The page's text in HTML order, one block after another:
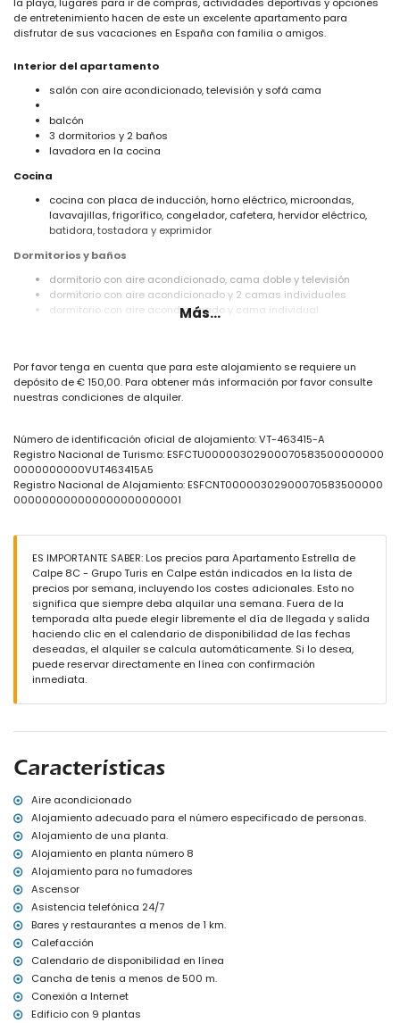
de entretenimiento hacen de este un excelente apartamento para
disfrutar de sus vacaciones en España con familia o amigos.
Interior del apartamento
salón con aire acondicionado, televisión y sofá cama
balcón
3 dormitorios y 2 baños
lavadora en la cocina
Cocina
cocina con placa de inducción, horno eléctrico, microondas,
lavavajillas, frigorífico, congelador, cafetera, hervidor eléctrico,
batidora, tostadora y exprimidor
Dormitorios y baños
dormitorio con aire acondicionado, cama doble y televisión
dormitorio con aire acondicionado y 2 camas individuales
dormitorio con aire acondicionado y cama individual
Exterior del apartamento
parcela cerrada
piscina comunitaria
jardín comunitario con césped
ducha exterior
plaza de aparcamiento comunitaria cubierta
Más información
kilómetros del apartamento)
segundo aeropuerto más cercano: Manises (Valencia) (> 100
kilómetros)
no se permite fumar
no se admiten mascotas
El edificio donde se encuentra el alojamiento tiene ascensor.
El alojamiento es muy adecuado para familias con niños.
Servicios e instalaciones incluidos en el precio del alquiler del
plancha y tabla de planchar
servicio de emergencia 24 horas
cama/cuna para niños (bajo demanda)
Entretenimiento y actividades de ocio para sus vacaciones en
Calpe, Costa Blanca
parque de atracciones (Terra Mítica), parque temático
(Mundomar), parque de vida salvaje (Terra Natura) y parque
acuático (Aqualandia, Aqua Natura) (a menos de 10 kilómetros
de la casa)
Lugares de interés y cultura en Calpe, Costa Blanca
iglesia (a menos de 5 kilómetros del alojamiento)
Deportes
Más...
Por favor tenga en cuenta que para este alojamiento se requiere un
depósito de € 150,00. Para obtener más información por favor consulte
nuestras condiciones de alquiler.
Número de identificación oficial de alojamiento: VT-463415-A
Registro Nacional de Turismo: ESFCTU00000302900070583500000000
0000000000VUT463415A5
Registro Nacional de Alojamiento: ESFCNT00000302900070583500000
000000000000000000000001
ES IMPORTANTE SABER: Los precios para Apartamento Estrella de
Calpe 8C - Grupo Turis en Calpe están indicados en la lista de
precios por semana, incluyendo los costes adicionales. Esto no
significa que siempre deba alquilar una semana. Fuera de la
temporada alta puede elegir libremente el día de llegada y salida
haciendo clic en el calendario de disponibilidad de las fechas
deseadas, el alquiler se calcula automáticamente. Si lo desea,
puede reservar directamente en línea con confirmación
inmediata.
Características
Aire acondicionado
Alojamiento adecuado para el número especificado de personas.
Alojamiento de una planta.
Alojamiento en planta número 8
Alojamiento para no fumadores
Ascensor
Asistencia telefónica 24/7
Bares y restaurantes a menos de 1 km.
Calefacción
Calendario de disponibilidad en línea
Cancha de tenis a menos de 500 m.
Conexión a Internet
Edificio con 9 plantas